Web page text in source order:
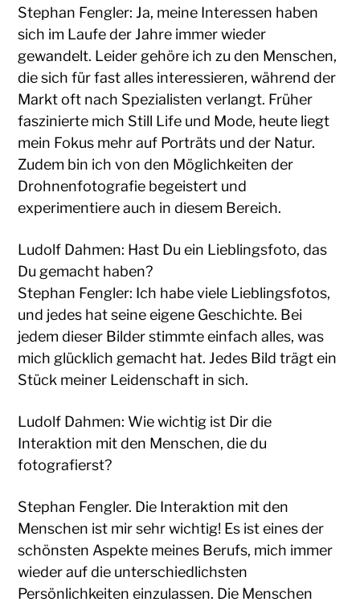
Stephan Fengler: Ja, meine Interessen haben
sich im Laufe der Jahre immer wieder
gewandelt. Leider gehöre ich zu den Menschen,
die sich für fast alles interessieren, während der
Markt oft nach Spezialisten verlangt. Früher
faszinierte mich Still Life und Mode, heute liegt
mein Fokus mehr auf Porträts und der Natur.
Zudem bin ich von den Möglichkeiten der
Drohnenfotografie begeistert und
experimentiere auch in diesem Bereich.
Ludolf Dahmen: Hast Du ein Lieblingsfoto, das
Du gemacht haben?
Stephan Fengler: Ich habe viele Lieblingsfotos,
und jedes hat seine eigene Geschichte. Bei
jedem dieser Bilder stimmte einfach alles, was
mich glücklich gemacht hat. Jedes Bild trägt ein
Stück meiner Leidenschaft in sich.
Ludolf Dahmen: Wie wichtig ist Dir die
Interaktion mit den Menschen, die du
fotografierst?
Stephan Fengler. Die Interaktion mit den
Menschen ist mir sehr wichtig! Es ist eines der
schönsten Aspekte meines Berufs, mich immer
wieder auf die unterschiedlichsten
Persönlichkeiten einzulassen. Die Menschen